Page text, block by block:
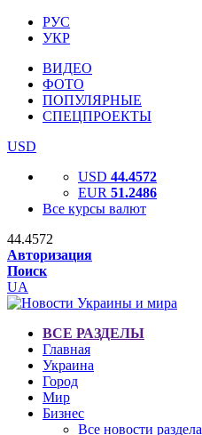
РУС
УКР
ВИДЕО
ФОТО
ПОПУЛЯРНЫЕ
СПЕЦПРОЕКТЫ
USD
USD 44.4572
EUR 51.2486
Все курсы валют
44.4572
Авторизация
Поиск
UA
ВСЕ РАЗДЕЛЫ
Главная
Украина
Город
Мир
Бизнес
Все новости раздела